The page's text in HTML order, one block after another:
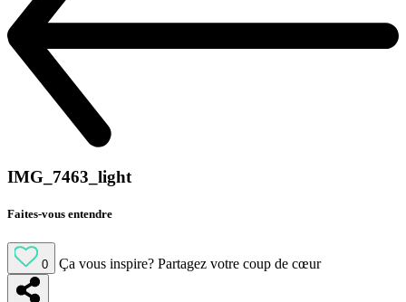
IMG_7463_light
Faites-vous entendre
0 Ça vous inspire? Partagez votre coup de cœur